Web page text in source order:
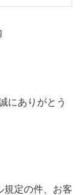
にありがとう
規定の件、お客